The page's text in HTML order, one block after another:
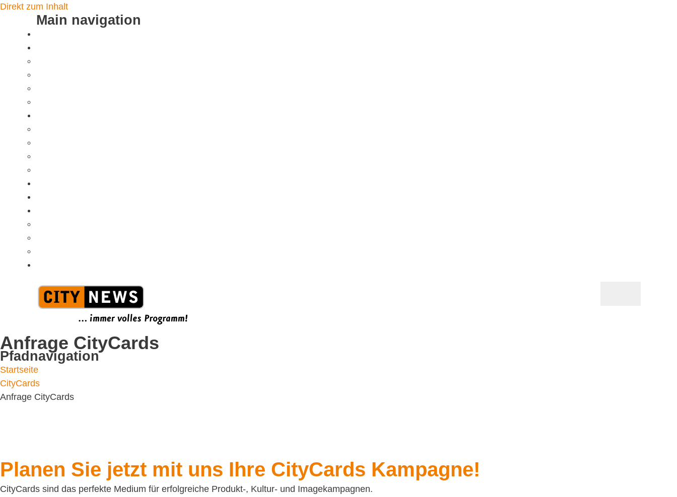
Direkt zum Inhalt
Main navigation
Anfrage CityCards
Pfadnavigation
Startseite
CityCards
Anfrage CityCards
Planen Sie jetzt mit uns Ihre CityCards Kampagne!
CityCards sind das perfekte Medium für erfolgreiche Produkt-, Kultur- und Imagekampagnen.